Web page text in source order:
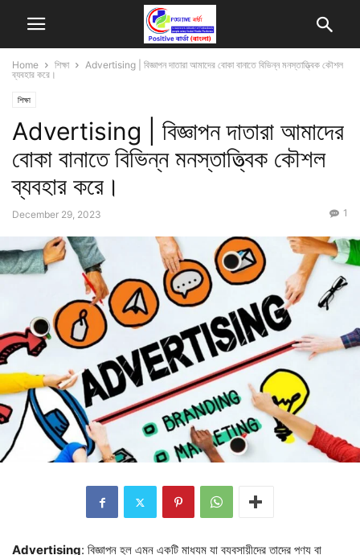
Home শিক্ষা
Advertising | বিজ্ঞাপন দাতারা আমাদের বোকা বানাতে বিভিন্ন মনস্তাত্ত্বিক কৌশল
ব্যবহার করে।
শিক্ষা
Advertising | বিজ্ঞাপন দাতারা আমাদের
বোকা বানাতে বিভিন্ন মনস্তাত্ত্বিক কৌশল
ব্যবহার করে।
December 29, 2023 1
Advertising: বিজ্ঞাপন হল এমন একটি মাধ্যম যা ব্যবসায়ীদের তাদের পণ্য বা